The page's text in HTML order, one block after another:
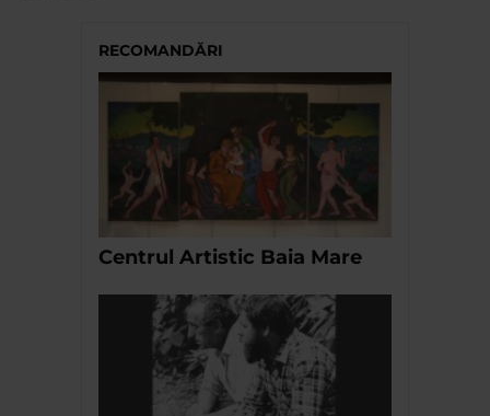
RECOMANDĂRI
Centrul Artistic Baia Mare